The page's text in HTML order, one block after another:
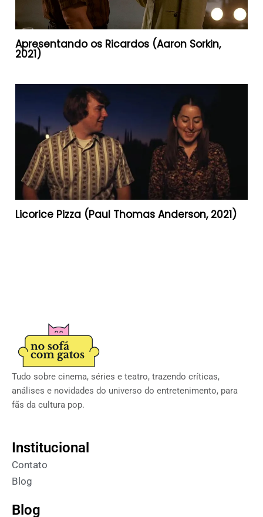
Apresentando os Ricardos (Aaron Sorkin,
2021)
Licorice Pizza (Paul Thomas Anderson, 2021)
Tudo sobre cinema, séries e teatro, trazendo críticas,
análises e novidades do universo do entretenimento, para
fãs da cultura pop.
Institucional
Contato
Blog
Blog